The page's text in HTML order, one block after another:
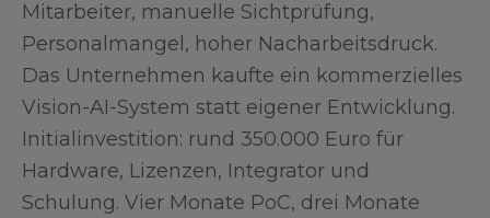
Mitarbeiter, manuelle Sichtprüfung,
Personalmangel, hoher Nacharbeitsdruck.
Das Unternehmen kaufte ein kommerzielles
Vision-AI-System statt eigener Entwicklung.
Initialinvestition: rund 350.000 Euro für
Hardware, Lizenzen, Integrator und
Schulung. Vier Monate PoC, drei Monate